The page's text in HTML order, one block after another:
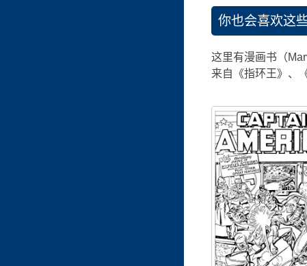
你也会喜欢这
这里有漫画书（
来自《指环王》、